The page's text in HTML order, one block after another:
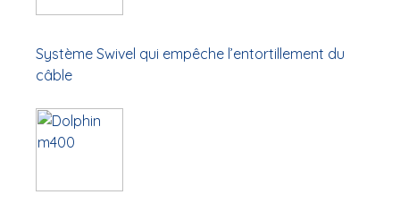
Système Swivel qui empêche l’entortillement du
câble